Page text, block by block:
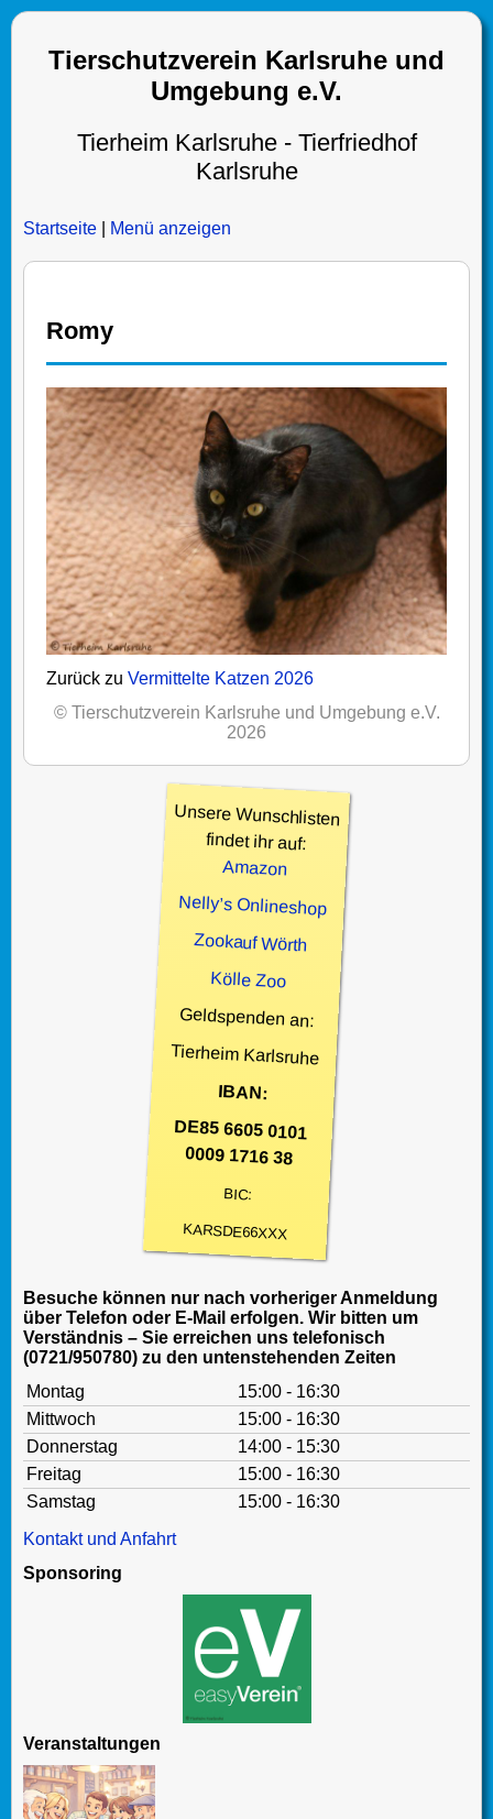
Tierschutzverein Karlsruhe und
Umgebung e.V.
Tierheim Karlsruhe - Tierfriedhof
Karlsruhe
Startseite Menü anzeigen
Romy
Zurück zu Vermittelte Katzen 2026
© Tierschutzverein Karlsruhe und Umgebung e.V.
2026
Unsere Wunschlisten
findet ihr auf:
Amazon
Nelly’s Onlineshop
Zookauf Wörth
Kölle Zoo
Geldspenden an:
Tierheim Karlsruhe
IBAN:
DE85 6605 0101
0009 1716 38
BIC:
KARSDE66XXX
Besuche können nur nach vorheriger Anmeldung
über Telefon oder E-Mail erfolgen. Wir bitten um
Verständnis – Sie erreichen uns telefonisch
(0721/950780) zu den untenstehenden Zeiten
Montag
15:00 - 16:30
Mittwoch
15:00 - 16:30
Donnerstag
14:00 - 15:30
Freitag
15:00 - 16:30
Samstag
15:00 - 16:30
Kontakt und Anfahrt
Sponsoring
Veranstaltungen